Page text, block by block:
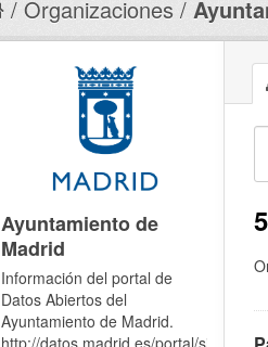
Organizaciones
Ayuntamiento de
Madrid
Información del portal de
Datos Abiertos del
Ayuntamiento de Madrid.
http://datos.madrid.es/portal/site/egob